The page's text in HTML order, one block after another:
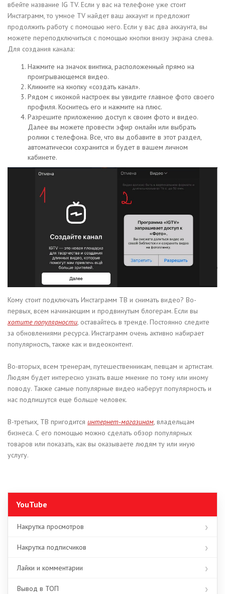
вбейте название IG TV. Если у вас на телефоне уже стоит
Инстаграмм, то умное TV найдет ваш аккаунт и предложит
продолжить работу с помощью него. Если у вас два аккаунта, вы
можете переподключиться с помощью кнопки внизу экрана слева.
Для создания канала:
Нажмите на значок винтика, расположенный прямо на
проигрывающемся видео.
Кликните на кнопку «создать канал».
Рядом с иконкой настроек вы увидите главное фото своего
профиля. Коснитесь его и нажмите на плюс.
Разрешите приложению доступ к своим фото и видео.
Далее вы можете провести эфир онлайн или выбрать
ролики с телефона. Все, что вы добавите в этот раздел,
автоматически сохранится и будет в вашем личном
кабинете.
Кому стоит подключать Инстаграмм ТВ и снимать видео? Во-
первых, всем начинающим и продвинутым блогерам. Если вы
хотите популярности, оставайтесь в тренде. Постоянно следите
за обновлениями ресурса. Инстаграмм очень активно набирает
популярность, также как и видеоконтент.
Во-вторых, всем тренерам, путешественникам, певцам и артистам.
Людям будет интересно узнать ваше мнение по тому или иному
поводу. Также самые популярные видео наберут популярность и
нас подпишутся еще больше человек.
В-третьих, ТВ пригодится интернет-магазинам, владельцам
бизнеса. С его помощью можно сделать обзор популярных
товаров или показать, как вы оказываете людям ту или иную
услугу.
YouTube
Накрутка просмотров
Накрутка подписчиков
Лайки и комментарии
Вывод в ТОП